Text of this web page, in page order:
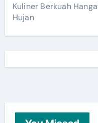
Kuliner Berkuah
Hujan